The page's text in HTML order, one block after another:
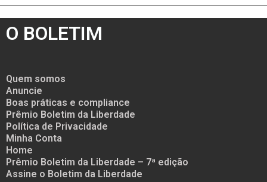
O BOLETIM
Quem somos
Anuncie
Boas práticas e compliance
Prêmio Boletim da Liberdade
Política de Privacidade
Minha Conta
Home
Prêmio Boletim da Liberdade – 7ª edição
Assine o Boletim da Liberdade